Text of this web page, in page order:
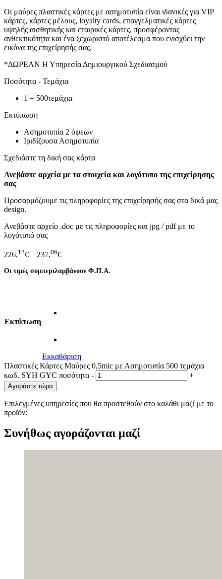
Οι μαύρες πλαστικές κάρτες με ασημοτυπία είναι ιδανικές για VIP
κάρτες, κάρτες μέλους, loyalty cards, επαγγελματικές κάρτες
υψηλής αισθητικής και εταιρικές κάρτες, προσφέροντας
ανθεκτικότητα και ένα ξεχωριστό αποτέλεσμα που ενισχύει την
εικόνα της επιχείρησής σας.
*ΔΩΡΕΑΝ Η Υπηρεσία Δημιουργικού Σχεδιασμού
Ποσότητα - Τεμάχια
1 = 500τεμάχια
Eκτύπωση
Ασημοτυπία 2 όψεων
Ιριδίζουσα Ασημοτυπία
Σχεδιάστε τη δική σας κάρτα
Ανεβάστε αρχεία με τα στοιχεία και λογότυπο της επιχείρησης
σας
Προσαρμόζουμε τις πληροφορίες της επιχείρησής σας στα δικά μας
design.
Ανεβάστε αρχείο .doc με τις πληροφορίες και jpg / pdf με το
λογότυπό σας
226,12€ – 237,06€
Οι τιμές συμπεριλαμβάνουν Φ.Π.Α.
Eκτύπωση
Εκκαθάριση
Πλαστικές Κάρτες Μαύρες 0,5mic με Ασημοτυπία 500 τεμάχια
κωδ. SYH GYC ποσότητα - +
Αγοράστε τώρα
Επιλεγμένες υπηρεσίες που θα προστεθούν στο καλάθι μαζί με το
προϊόν:
Συνήθως αγοράζονται μαζί